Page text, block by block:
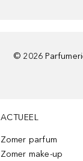
© 2026
ACTUEEL
Zomer parfum
Zomer make-up